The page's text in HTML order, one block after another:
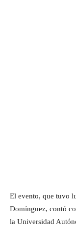
El evento, que tuvo
Domínguez, contó
la Universidad